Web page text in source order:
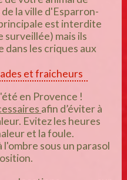
la ville d'Esparron-
est interdite
surveillée) mais ils
dans les criques aux
et fraicheurs
en Provence !
afin d’éviter à
eur. Evitez les heures
et la foule.
sous un parasol